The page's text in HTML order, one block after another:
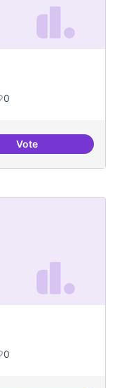
0
VoteSoledat i aïllament
0